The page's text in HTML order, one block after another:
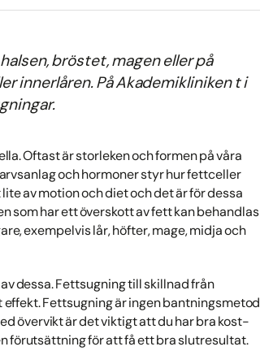
bröstet, magen eller på
innerlåren. På Akademikliniken t i
Oftast är storleken och formen på våra
och hormoner styr hur fettceller
av motion och diet och det är för dessa
som har ett överskott av fett kan behandlas
exempelvis lår, höfter, mage, midja och
dessa. Fettsugning till skillnad från
Fettsugning är ingen bantningsmetod
övervikt är det viktigt att du har bra kost-
förutsättning för att få ett bra slutresultat.